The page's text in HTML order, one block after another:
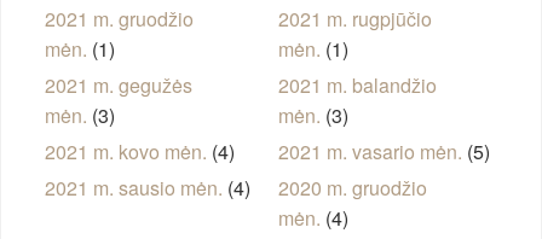
2021 m. gruodžio
mėn. (1)
2021 m. rugpjūčio
mėn. (1)
2021 m. gegužės
mėn. (3)
2021 m. balandžio
mėn. (3)
2021 m. kovo mėn. (4) 2021 m. vasario mėn. (5)
2021 m. sausio mėn. (4)
2020 m. gruodžio
mėn. (4)